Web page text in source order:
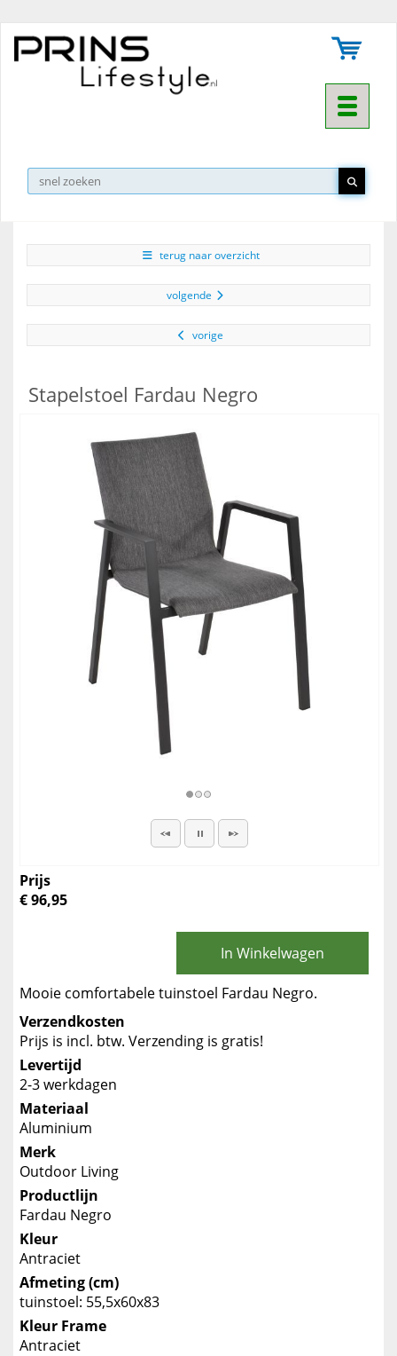
Toggle
▼
terug naar overzicht
volgende
vorige
Stapelstoel Fardau Negro
Prijs
€ 96,95
In Winkelwagen
Mooie comfortabele tuinstoel Fardau Negro.
Verzendkosten
Prijs is incl. btw. Verzending is gratis!
Levertijd
2-3 werkdagen
Materiaal
Aluminium
Merk
Outdoor Living
Productlijn
Fardau Negro
Kleur
Antraciet
Afmeting (cm)
tuinstoel: 55,5x60x83
Kleur Frame
Antraciet